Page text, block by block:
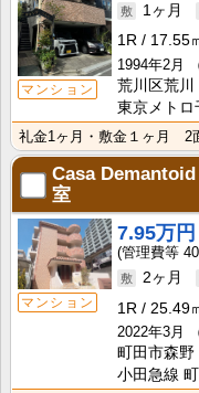
マンション
1ヶ月
1R
17.55
1994年2月
荒川区荒川
東京メトロ
Casa Demantoid
室
マンション
7.95万円
2ヶ月
1R
25.49
2022年3月
町田市森野
小田急線